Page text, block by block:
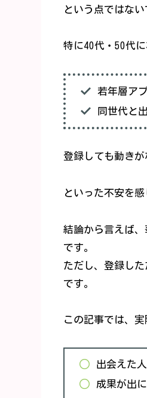
という点ではない
特に40代・50代に
若年層ア
同世代と
登録しても動きが
といった不安を感
結論から言えば
です。
ただし、登録し
です。
この記事では、
出会えた
成果が出